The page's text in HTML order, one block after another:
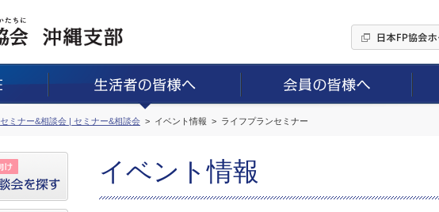
セミナー&相談会 | セミナー&相談会 イベント情報 ライフプランセミナー
イベント情報